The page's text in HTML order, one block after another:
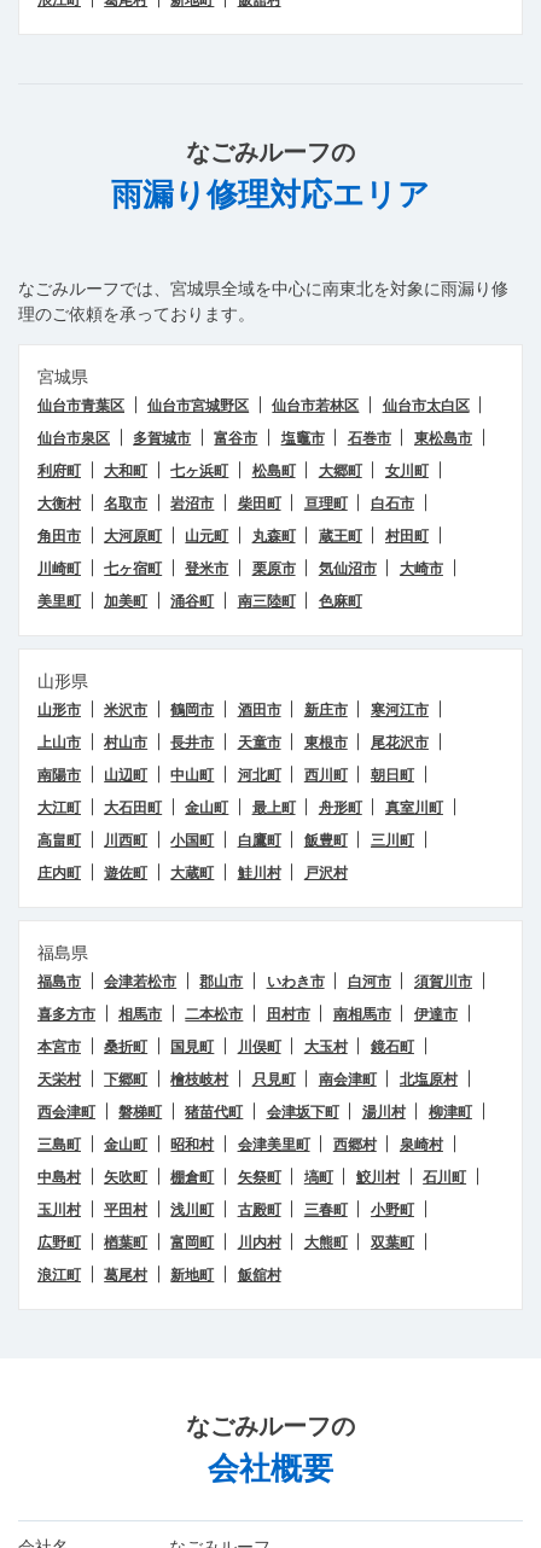
なごみルーフの
雨漏り修理対応エリア
なごみルーフでは、宮城県全域を中心に南東北を対象に雨漏り修
理のご依頼を承っております。
宮城県
仙台市青葉区 仙台市宮城野区 仙台市若林区
仙台市太白区
仙台市泉区
多賀城市 富谷市 塩竈市 石巻市
東松島市
利府町
大和町 七ヶ浜町 松島町 大郷町
女川町
大衡村
名取市 岩沼市 柴田町 亘理町
白石市
角田市
大河原町 山元町 丸森町 蔵王町
村田町
川崎町
七ヶ宿町 登米市 栗原市 気仙沼市
大崎市
美里町
加美町 涌谷町 南三陸町 色麻町
山形県
山形市 米沢市 鶴岡市 酒田市 新庄市
寒河江市
上山市
村山市 長井市 天童市 東根市
尾花沢市
南陽市
山辺町 中山町 河北町 西川町
朝日町
大江町
大石田町 金山町 最上町 舟形町
真室川町
高畠町
川西町 小国町 白鷹町 飯豊町
三川町
庄内町
遊佐町 大蔵町 鮭川村 戸沢村
福島県
福島市 会津若松市 郡山市 いわき市 白河市
須賀川市
喜多方市
相馬市 二本松市 田村市 南相馬市
伊達市
本宮市
桑折町 国見町 川俣町 大玉村
鏡石町
天栄村
下郷町 檜枝岐村 只見町 南会津町
北塩原村
西会津町
磐梯町 猪苗代町 会津坂下町 湯川村
柳津町
三島町
金山町 昭和村 会津美里町 西郷村
泉崎村
中島村
矢吹町 棚倉町 矢祭町 塙町 鮫川村
石川町
玉川村
平田村 浅川町 古殿町 三春町
小野町
広野町
楢葉町 富岡町 川内村 大熊町
双葉町
浪江町
葛尾村 新地町 飯舘村
なごみルーフの
会社概要